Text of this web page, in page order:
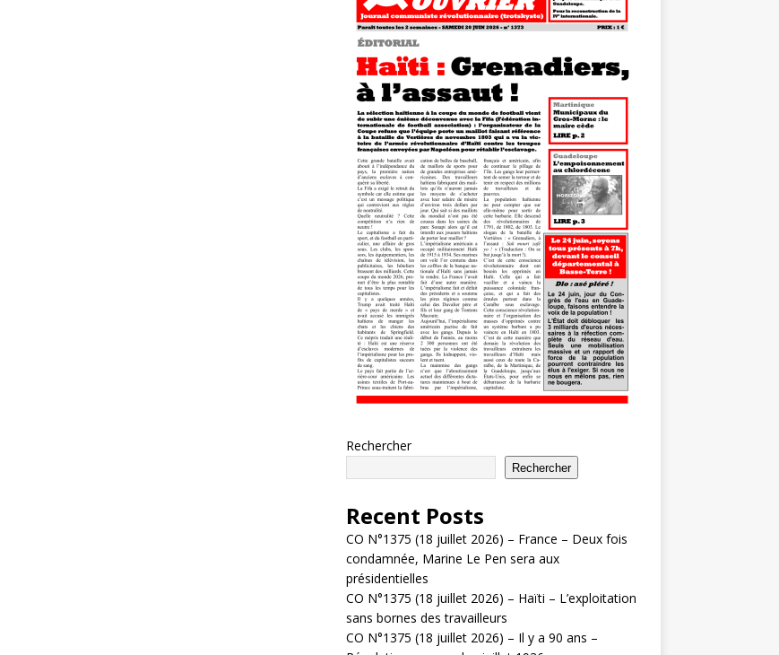
Rechercher
Rechercher
Recent Posts
CO N°1375 (18 juillet 2026) – France – Deux fois
condamnée, Marine Le Pen sera aux
présidentielles
CO N°1375 (18 juillet 2026) – Haïti – L’exploitation
sans bornes des travailleurs
CO N°1375 (18 juillet 2026) – Il y a 90 ans –